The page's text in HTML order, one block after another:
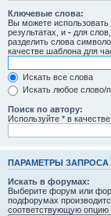
Ключевые слова:
Вы можете использовать
результатах, и - для
разделить слова
качестве шаблона для
Искать все слова
Искать любое слово/
Поиск по автору:
Используйте * в
ПАРАМЕТРЫ ЗАПРОСА
Искать в форумах:
Выберите форум или
подфорумах
соответствующую опцию